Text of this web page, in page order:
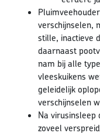
verschijnselen,
stille, inactieve
daarnaast
nam bij alle
vleeskuikens
geleidelijk
verschijnselen
Na
zoveel